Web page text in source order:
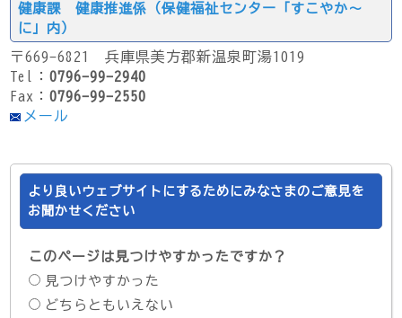
健康課 健康推進係（保健福祉センター「すこやか～
に」内）
〒669-6821 兵庫県美方郡新温泉町湯1019
Tel：0796-99-2940
Fax：0796-99-2550
メール
より良いウェブサイトにするためにみなさまのご意見を
お聞かせください
このページは見つけやすかったですか？
見つけやすかった
どちらともいえない